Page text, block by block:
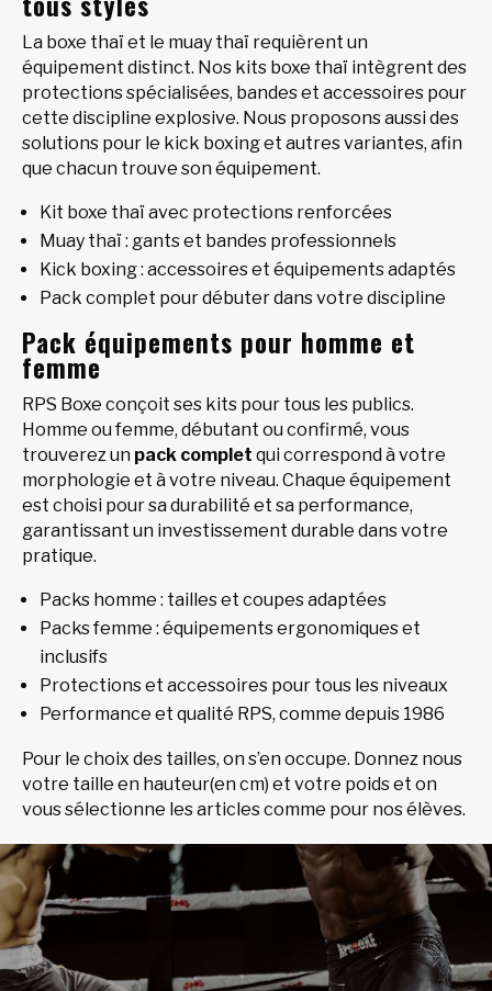
La boxe thaï et le muay thaï requièrent un
équipement distinct. Nos kits boxe thaï intègrent des
protections spécialisées, bandes et accessoires pour
cette discipline explosive. Nous proposons aussi des
solutions pour le kick boxing et autres variantes, afin
que chacun trouve son équipement.
Kit boxe thaï avec protections renforcées
Muay thaï : gants et bandes professionnels
Kick boxing : accessoires et équipements adaptés
Pack complet pour débuter dans votre discipline
Pack équipements pour homme et
femme
RPS Boxe conçoit ses kits pour tous les publics.
Homme ou femme, débutant ou confirmé, vous
trouverez un pack complet qui correspond à votre
morphologie et à votre niveau. Chaque équipement
est choisi pour sa durabilité et sa performance,
garantissant un investissement durable dans votre
pratique.
Packs homme : tailles et coupes adaptées
Packs femme : équipements ergonomiques et
inclusifs
Protections et accessoires pour tous les niveaux
Performance et qualité RPS, comme depuis 1986
Pour le choix des tailles, on s’en occupe. Donnez nous
votre taille en hauteur(en cm) et votre poids et on
vous sélectionne les articles comme pour nos élèves.